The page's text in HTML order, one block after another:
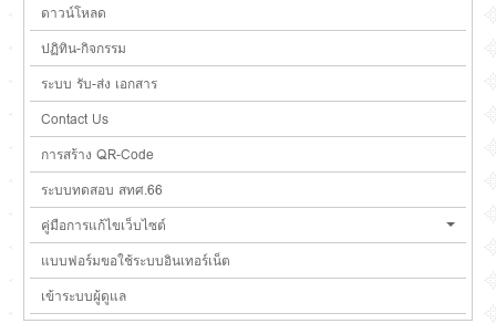
ดาวน์โหลด
ปฏิทิน-กิจกรรม
ระบบ รับ-ส่ง เอกสาร
Contact Us
การสร้าง QR-Code
ระบบทดสอบ สทศ.66
คู่มือการแก้ไขเว็บไซต์
แบบฟอร์มขอใช้ระบบอินเทอร์เน็ต
เข้าระบบผู้ดูแล